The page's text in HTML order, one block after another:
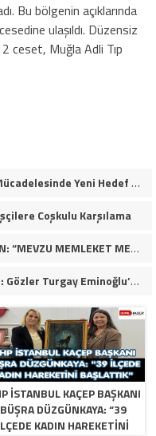
Bu bölgenin açıklarında
ulaşıldı. Düzensiz
ceset, Muğla Adli Tıp
Türk Doktor Yadigar Genç, Kanserle Mücadelesinde Yeni Hedef Kanser Kök Hücreleri
Coşkulu Karşılama
KENT KONSEYİ BAŞKANI İSMAİL BOZAN: “MEVZU MEMLEKET MESELESİ”
Beylikdüzü CHP’de Başkanlık Kulisleri: Gözler Turgay Eminoğlu’nda!
İSTANBUL KAÇEP BAŞKANI
BÜŞRA DÜZGÜNKAYA: “39
KADIN HAREKETINI